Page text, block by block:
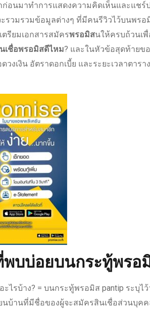
ก่อนมาทำการแสดงความคิดเห็นและแชร์
รวมรวมข้อมูลต่างๆ ที่มีคนรีวิวไว้บนพรอ
ตรียมเอกสารสมัครพรอมิสนให้ครบถ้วนเ
เชื่อพรอมิสดีไหม? และในหัวข้อสุดท้ายข
วงเงิน อัตราดอกเบี้ย และระยะเวลาตารา
บบ่อยบนกระทู้พรอ
ะไรบ้าง? = บนกระทู้พรอมิส pantip ระบุไ
นบ้านที่มีชื่อของผู้จะสมัครสินเชื่อส่วนบุค